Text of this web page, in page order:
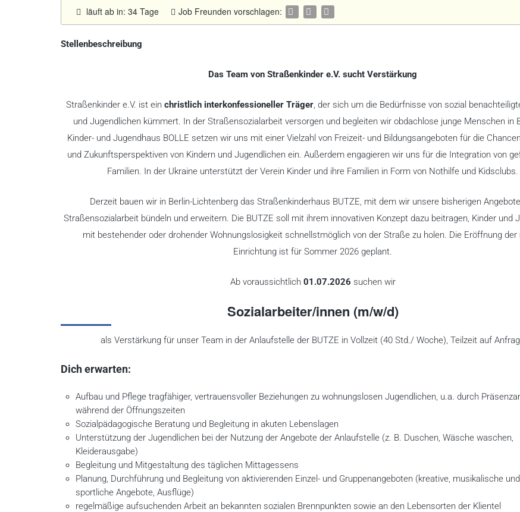
läuft ab in: 34 Tage Job Freunden vorschlagen:
Stellenbeschreibung
Das Team von Straßenkinder e.V. sucht Verstärkung
Straßenkinder e.V. ist einchristlich interkonfessioneller Träger, der sich um die Bedürfnisse von sozial
und Jugendlichen kümmert. In der Straßensozialarbeit versorgen und begleiten wir obdachlose junge Menschen in
Kinder- und Jugendhaus BOLLE setzen wir uns mit einer Vielzahl von Freizeit- und Bildungsangeboten für die
und Zukunftsperspektiven von Kindern und Jugendlichen ein. Außerdem engagieren wir uns für die Integration von
Familien. In der Ukraine unterstützt der Verein Kinder und ihre Familien in Form von Nothilfe und Kidsclubs.
Derzeit bauen wir in Berlin-Lichtenberg das Straßenkinderhaus BUTZE, mit dem wir unsere bisherigen
Straßensozialarbeit bündeln und erweitern. Die BUTZE soll mit ihrem innovativen Konzept dazu beitragen, Kinder und
mit bestehender oder drohender Wohnungslosigkeit schnellstmöglich von der Straße zu holen. Die Eröffnung der
Einrichtung ist für Sommer 2026 geplant.
Ab voraussichtlich 01.07.2026 suchen wir
Sozialarbeiter/innen (m/w/d)
als Verstärkung für unser Team in der Anlaufstelle der BUTZE in Vollzeit (40 Std./ Woche), Teilzeit auf
Dich erwarten:
Aufbau und Pflege tragfähiger, vertrauensvoller Beziehungen zu wohnungslosen Jugendlichen, u.a. durch
während der Öffnungszeiten
Sozialpädagogische Beratung und Begleitung in akuten Lebenslagen
Unterstützung der Jugendlichen bei der Nutzung der Angebote der Anlaufstelle (z. B. Duschen, Wäsche waschen,
Kleiderausgabe)
Begleitung und Mitgestaltung des täglichen Mittagessens
Planung, Durchführung und Begleitung von aktivierenden Einzel- und Gruppenangeboten (kreative, musikalische und
sportliche Angebote, Ausflüge)
regelmäßige aufsuchenden Arbeit an bekannten sozialen Brennpunkten sowie an den Lebensorten der Klientel